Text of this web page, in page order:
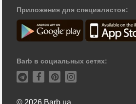
Приложения для специалистов:
Barb в социальных сетях:
© 2026 Barb.ua